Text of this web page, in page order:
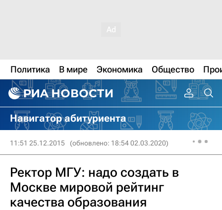
Политика В мире Экономика Общество
Навигатор абитуриента
11:51 25.12.2015 (обновлено: 18:54 02.03.2020)
Ректор МГУ: надо создать в
Москве мировой рейтинг
качества образования